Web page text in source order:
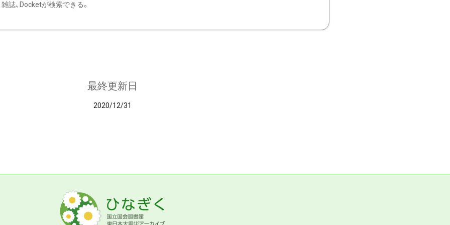
雑誌、Docketが検索できる。
最終更新日
2020/12/31